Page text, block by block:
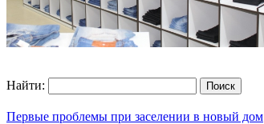
Найти:
Первые проблемы при заселении в новый дом